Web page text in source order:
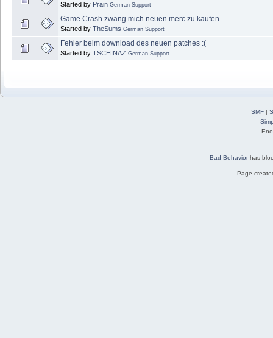
Started by Prain German Support
Game Crash zwang mich neuen merc zu kaufen
Started by TheSums German Support
Fehler beim download des neuen patches :(
Started by TSCHINAZ German Support
SMF|
Bad Behaviorhas
Page